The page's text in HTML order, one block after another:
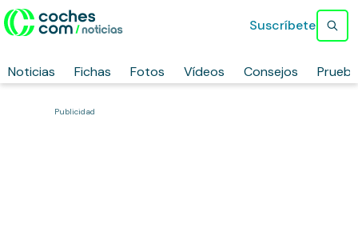
Noticias Fichas Fotos Vídeos Consejos
Suscríbete
Publicidad